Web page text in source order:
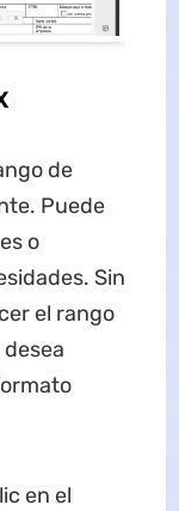
de
Puede
o
Sin
el rango
en el